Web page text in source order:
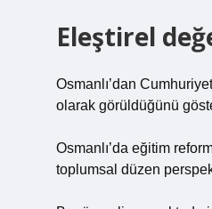
Eleştirel
Osmanlı’dan
olarak görüldüğünü
Osmanlı’da eğitim
toplumsal düzen